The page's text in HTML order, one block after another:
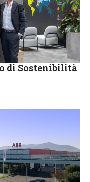
di Sostenibilità